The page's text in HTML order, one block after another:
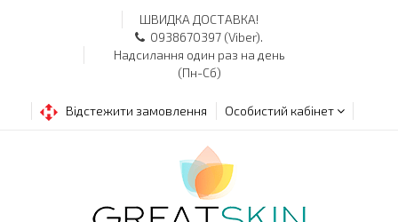
ШВИДКА ДОСТАВКА!
0938670397 (Viber).
Надсилання один раз на день
(Пн-Сб)
Відстежити замовлення Особистий кабінет